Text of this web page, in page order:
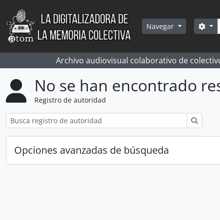
Skip to main content
Navegar
Archivo audiovisual colaborativo de
No se han encontrado
Registro de autoridad
Opciones avanzadas de búsqueda